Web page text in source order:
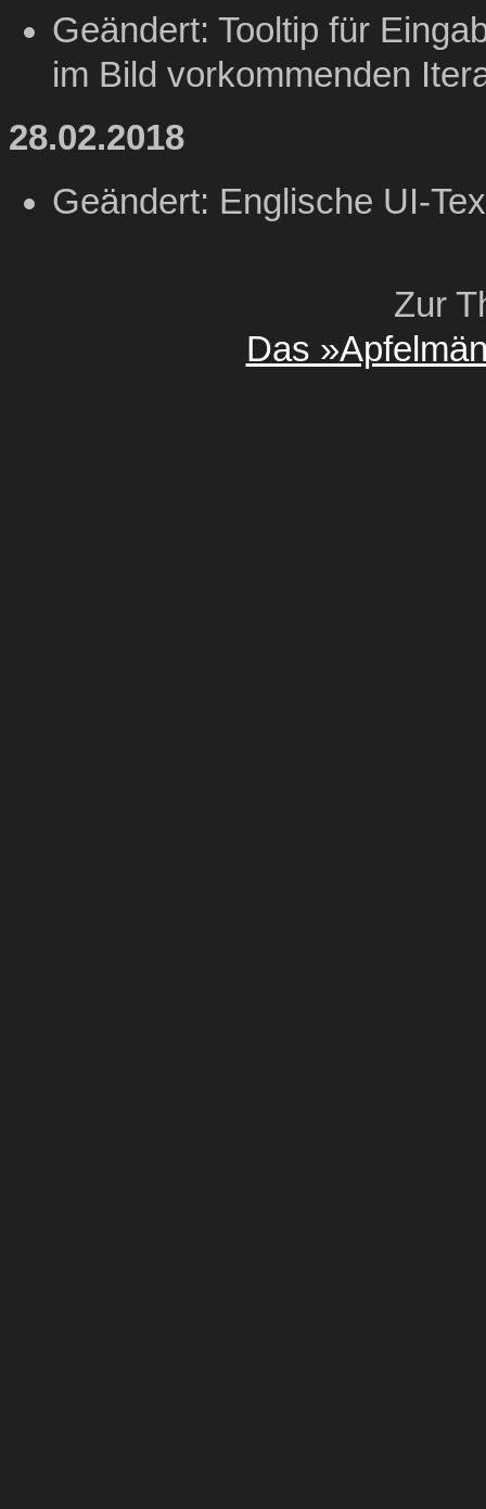
Geändert: Tooltip für
im Bild vorkommenden
28.02.2018
Geändert: Englische UI-
Zur
Das